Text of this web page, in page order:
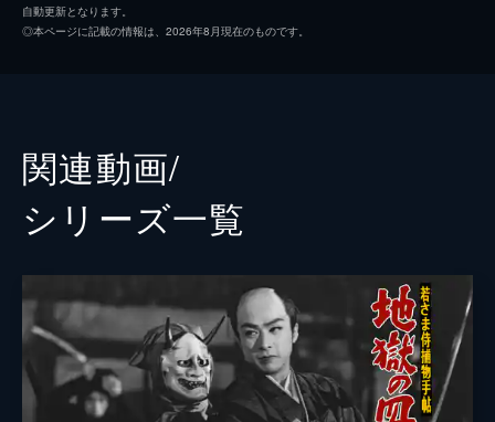
監督
鈴木兵吾
原作 城昌幸
音楽 阿部皓哉
自動更新となります。
◎本ページに記載の情報は、2026年8月現在のものです。
関連動画/
シリーズ⼀覧